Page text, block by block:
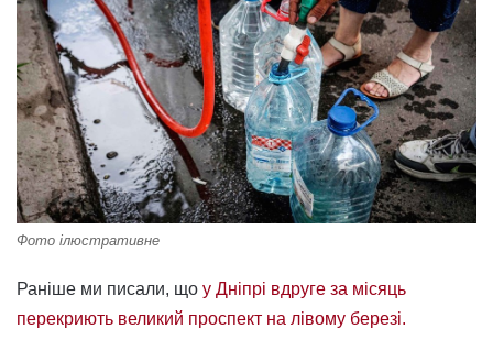
Фото ілюстративне
Раніше ми писали, що у Дніпрі вдруге за місяць
перекриють великий проспект на лівому березі.